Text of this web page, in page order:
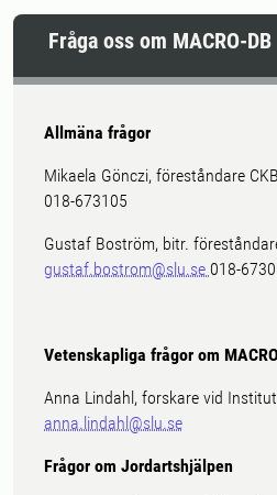
Fråga oss om MACRO-DB
Allmäna frågor
Mikaela Gönczi, föreståndare
018-673105
Gustaf Boström, bitr.
gustaf.bostrom@slu.se 018-
Vetenskapliga frågor om
Anna Lindahl, forskare vid
anna.lindahl@slu.se
Frågor om Jordartshjälpen